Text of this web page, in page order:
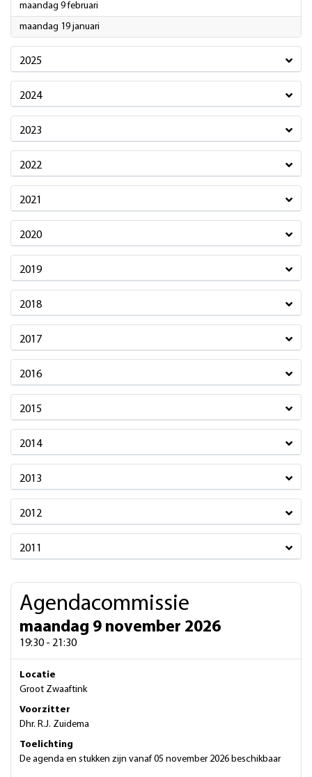
maandag 9 februari
maandag 19 januari
2025
2024
2023
2022
2021
2020
2019
2018
2017
2016
2015
2014
2013
2012
2011
Agendacommissie
maandag 9 november 2026
19:30 - 21:30
Locatie
Groot Zwaaftink
Voorzitter
Dhr. R.J. Zuidema
Toelichting
De agenda en stukken zijn vanaf 05 november 2026 beschikbaar